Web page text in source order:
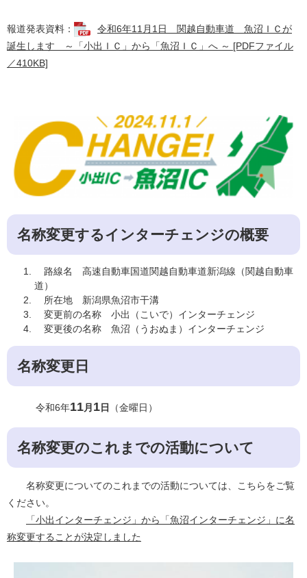
報道発表資料：
令和6年11月1日 関越自動車道 魚沼ＩＣが
誕生します ～「小出ＩＣ」から「魚沼ＩＣ」へ ～ [PDFファイル
／410KB]
名称変更するインターチェンジの概要​
路線名 高速自動車国道関越自動車道新潟線（関越自動車
道）
所在地 新潟県魚沼市干溝
変更前の名称 小出（こいで）インターチェンジ
変更後の名称 魚沼（うおぬま）インターチェンジ​
名称変更日
令和6年11月 1日 （金曜日）
名称変更のこれまでの活動について
名称変更についてのこれまでの活動については、こちらをご覧
ください。
「小出インターチェンジ」から「魚沼インターチェンジ」に名
称変更することが決定しました